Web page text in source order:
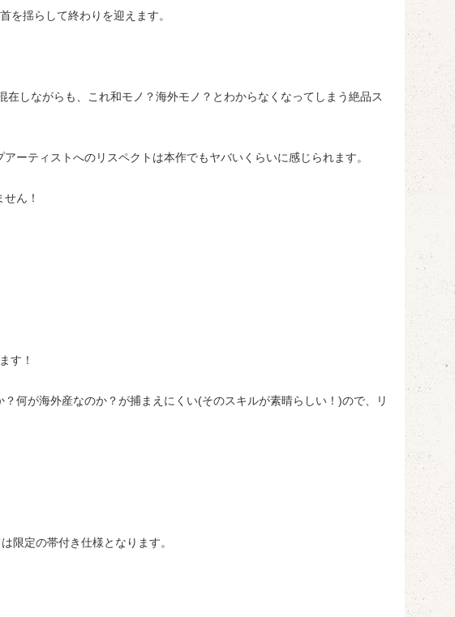
を揺らして終わりを迎えます。
しながらも、これ和モノ？海外モノ？とわからなくなってしまう絶品ス
ーティストへのリスペクトは本作でもヤバいくらいに感じられます。
ん！
す！
何が海外産なのか？が捕まえにくい(そのスキルが素晴らしい！)ので、リ
限定の帯付き仕様となります。